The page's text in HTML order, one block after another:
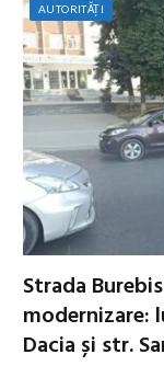
AUTORITĂȚI
Strada
modernizare:
Dacia și str.